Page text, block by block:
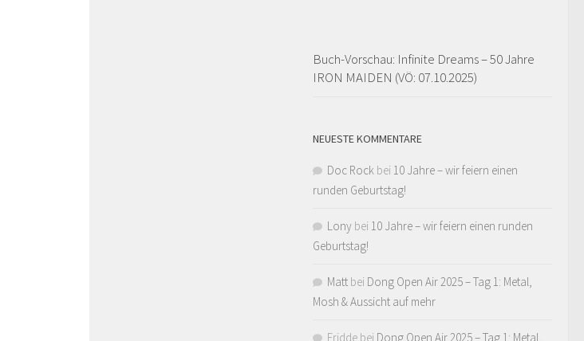
Buch-Vorschau: Infinite Dreams – 50 Jahre
IRON MAIDEN (VÖ: 07.10.2025)
NEUESTE KOMMENTARE
Doc Rock bei 10 Jahre – wir feiern einen
runden Geburtstag!
Lony bei 10 Jahre – wir feiern einen runden
Geburtstag!
Matt bei Dong Open Air 2025 – Tag 1: Metal,
Mosh & Aussicht auf mehr
Fridde bei Dong Open Air 2025 – Tag 1: Metal,